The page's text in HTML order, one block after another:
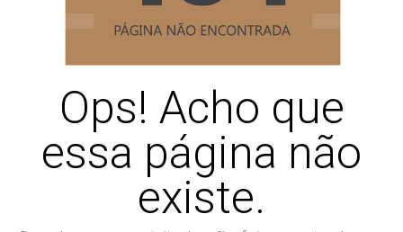
Ops! Acho que
essa página não
existe.